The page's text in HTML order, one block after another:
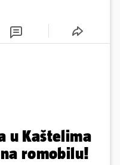
u Kaštelima
romobilu!